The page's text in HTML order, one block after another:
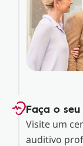
Faça o
Visite um
auditivo